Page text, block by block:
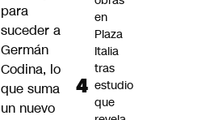
para
suceder a
Germán
Codina, lo
que suma
un nuevo
en
Plaza
Italia
tras
estudio
que